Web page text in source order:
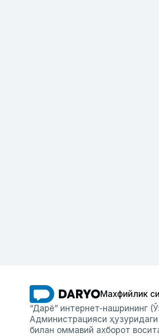
Махфийлик
“Дарё” интернет-нашрининг
Администрацияси
билан оммавий ахборот